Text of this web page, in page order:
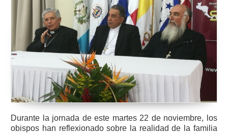
Durante la jornada de este martes 22 de noviembre, los
obispos han reflexionado sobre la realidad de la familia